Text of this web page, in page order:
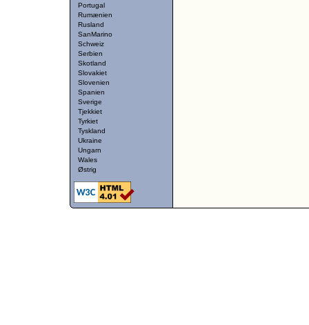
Portugal
Rumænien
Rusland
SanMarino
Schweiz
Serbien
Skotland
Slovakiet
Slovenien
Spanien
Sverige
Tjekkiet
Tyrkiet
Tyskland
Ukraine
Ungarn
Wales
Østrig